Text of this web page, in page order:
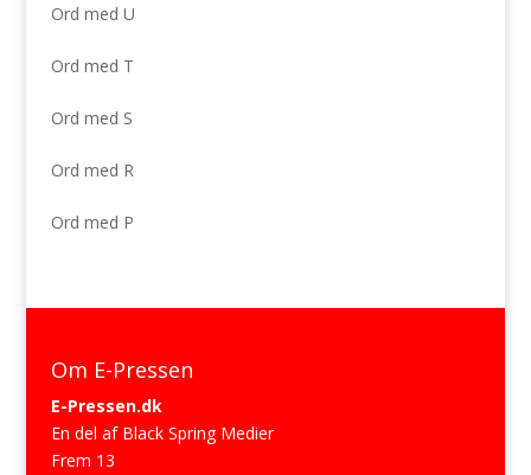
Ord med U
Ord med T
Ord med S
Ord med R
Ord med P
Om E-Pressen
E-Pressen.dk
En del af Black Spring Medier
Frem 13